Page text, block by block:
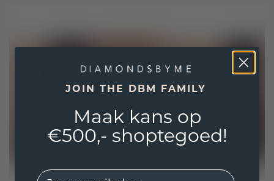
JOIN THE DBM FAMILY
Maak kans op
€500,- shoptegoed!
EMail